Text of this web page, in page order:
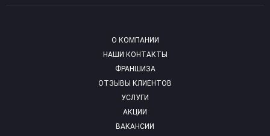
О КОМПАНИИ
НАШИ КОНТАКТЫ
ФРАНШИЗА
ОТЗЫВЫ КЛИЕНТОВ
УСЛУГИ
АКЦИИ
ВАКАНСИИ